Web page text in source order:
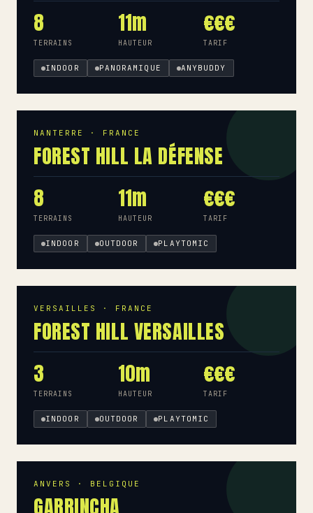
8
TERRAINS
11m
HAUTEUR
€€€
TARIF
INDOOR PANORAMIQUE ANYBUDDY
NANTERRE · FRANCE
FOREST HILL LA DÉFENSE
8
TERRAINS
11m
HAUTEUR
€€€
TARIF
INDOOR OUTDOOR PLAYTOMIC
VERSAILLES · FRANCE
FOREST HILL VERSAILLES
3
TERRAINS
10m
HAUTEUR
€€€
TARIF
INDOOR OUTDOOR PLAYTOMIC
ANVERS · BELGIQUE
GARRINCHA